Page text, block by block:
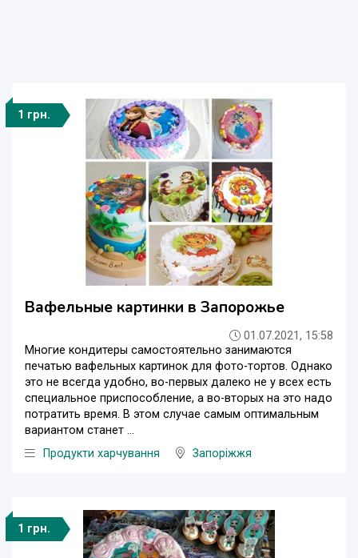
1 грн.
Вафельные картинки в Запорожье
01.07.2021, 15:58
Многие кондитеры самостоятельно занимаются
печатью вафельных картинок для фото-тортов. Однако
это не всегда удобно, во-первых далеко не у всех есть
специальное приспособление, а во-вторых на это надо
потратить время. В этом случае самым оптимальным
вариантом станет ...
Продукти харчування
Запоріжжя
1 грн.